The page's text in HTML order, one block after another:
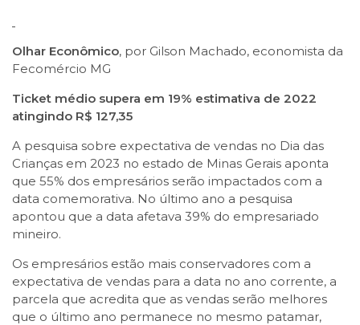
Olhar Econômico, por Gilson Machado, economista da
Fecomércio MG
Ticket médio supera em 19% estimativa de 2022
atingindo R$ 127,35
A pesquisa sobre expectativa de vendas no Dia das
Crianças em 2023 no estado de Minas Gerais aponta
que 55% dos empresários serão impactados com a
data comemorativa. No último ano a pesquisa
apontou que a data afetava 39% do empresariado
mineiro.
Os empresários estão mais conservadores com a
expectativa de vendas para a data no ano corrente, a
parcela que acredita que as vendas serão melhores
que o último ano permanece no mesmo patamar,